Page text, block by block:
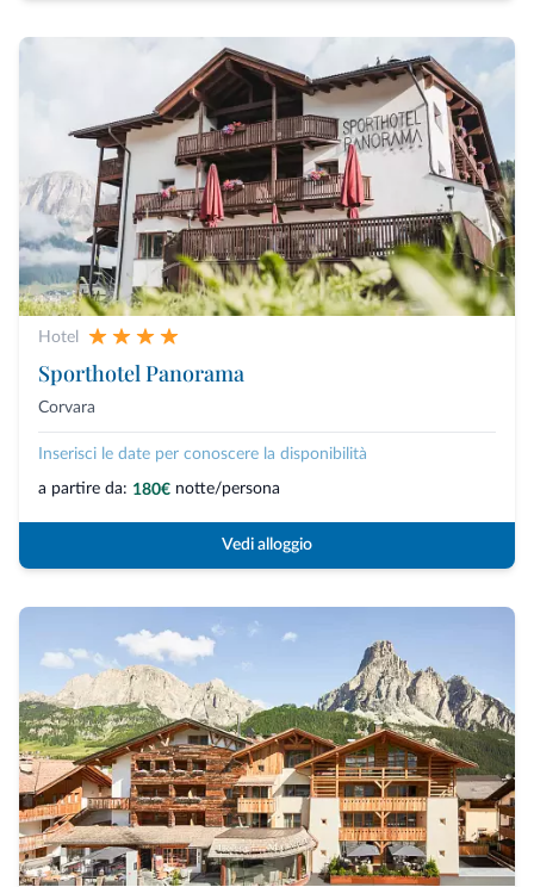
Hotel
Sporthotel Panorama
Corvara
Inserisci le date per conoscere la disponibilità
a partire da: 180€ notte/persona
Vedi alloggio